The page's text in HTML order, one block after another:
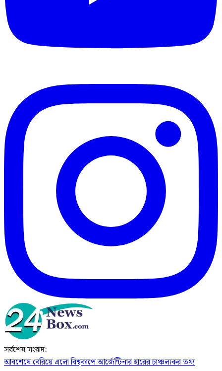
সর্বশেষ সংবাদ:
আবশেষে বেরিয়ে এলো বিশ্বকাপে আর্জেন্টিনার হারের চাঞ্চল্যকর তথ্য